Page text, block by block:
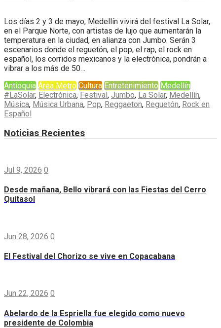
Los días 2 y 3 de mayo, Medellín vivirá del festival La Solar,
en el Parque Norte, con artistas de lujo que aumentarán la
temperatura en la ciudad, en alianza con Jumbo. Serán 3
escenarios donde el reguetón, el pop, el rap, el rock en
español, los corridos mexicanos y la electrónica, pondrán a
vibrar a los más de 50…
Antioquia Área Metro Cultura Entretenimiento Medellín
#LaSolar, Electrónica, Festival, Jumbo, La Solar, Medellín,
Música, Música Urbana, Pop, Reggaeton, Reguetón, Rock en
Español
Noticias Recientes
Jul 9, 2026 0
Desde mañana, Bello vibrará con las Fiestas del Cerro
Quitasol
Jun 28, 2026 0
El Festival del Chorizo se vive en Copacabana
Jun 22, 2026 0
Abelardo de la Espriella fue elegido como nuevo
presidente de Colombia